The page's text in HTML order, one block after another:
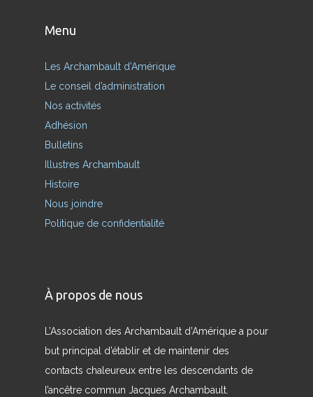
Menu
Les Archambault d’Amérique
Le conseil d’administration
Nos activités
Adhésion
Bulletins
Illustres Archambault
Histoire
Nous joindre
Politique de confidentialité
À propos de nous
L’Association des Archambault d’Amérique a pour
but principal d’établir et de maintenir des
contacts chaleureux entre les descendants de
l’ancêtre commun Jacques Archambault.